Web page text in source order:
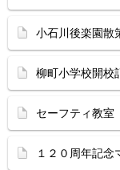
小石川後楽園散
柳町小学校開校
セーフティ教室
１２０周年記念